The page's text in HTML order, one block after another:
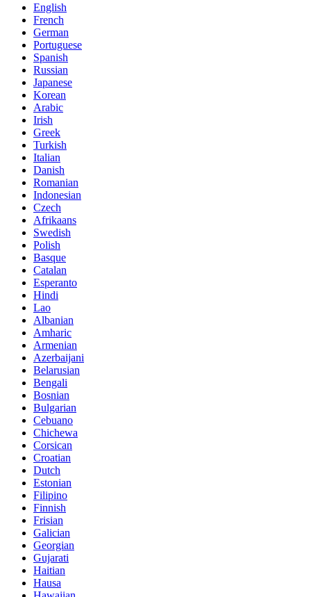
English
French
German
Portuguese
Spanish
Russian
Japanese
Korean
Arabic
Irish
Greek
Turkish
Italian
Danish
Romanian
Indonesian
Czech
Afrikaans
Swedish
Polish
Basque
Catalan
Esperanto
Hindi
Lao
Albanian
Amharic
Armenian
Azerbaijani
Belarusian
Bengali
Bosnian
Bulgarian
Cebuano
Chichewa
Corsican
Croatian
Dutch
Estonian
Filipino
Finnish
Frisian
Galician
Georgian
Gujarati
Haitian
Hausa